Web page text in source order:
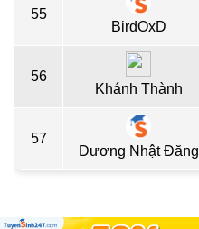
55
BirdOxD
56
Khánh Thành
57
Dương Nhật Đăng